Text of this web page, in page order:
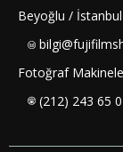
Beyoğlu /
Fotoğraf
(212) 243 65